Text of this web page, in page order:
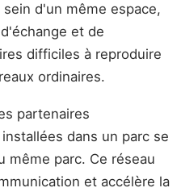
d'un même espace,
et de
difficiles à reproduire
ordinaires.
partenaires
dans un parc se
même parc. Ce réseau
et accélère la